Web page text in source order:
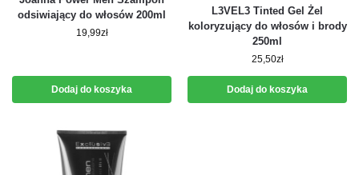
odsiwiający do włosów 200ml
19,99zł
Dodaj do koszyka
L3VEL3 Tinted Gel Żel
koloryzujący do włosów i brody
250ml
25,50zł
Dodaj do koszyka